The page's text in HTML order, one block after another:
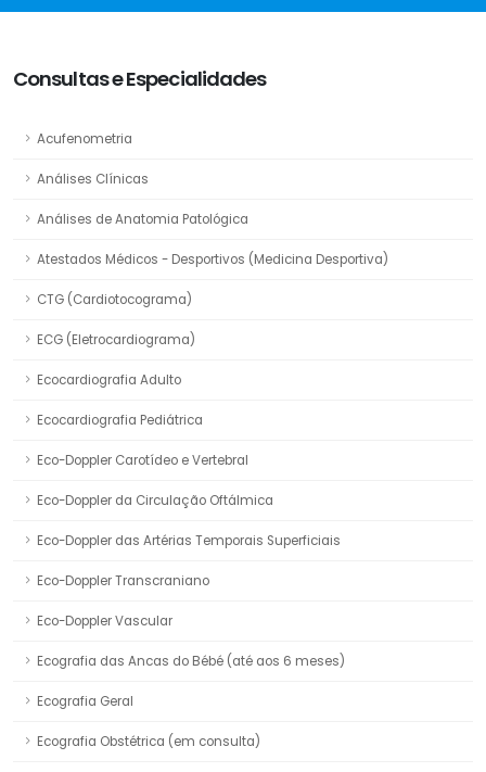
Consultas e Especialidades
Acufenometria
Análises Clínicas
Análises de Anatomia Patológica
Atestados Médicos - Desportivos (Medicina Desportiva)
CTG (Cardiotocograma)
ECG (Eletrocardiograma)
Ecocardiografia Adulto
Ecocardiografia Pediátrica
Eco-Doppler Carotídeo e Vertebral
Eco-Doppler da Circulação Oftálmica
Eco-Doppler das Artérias Temporais Superficiais
Eco-Doppler Transcraniano
Eco-Doppler Vascular
Ecografia das Ancas do Bébé (até aos 6 meses)
Ecografia Geral
Ecografia Obstétrica (em consulta)